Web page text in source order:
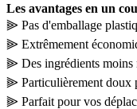
Les avantages en un
⫸ Pas d'emballage
⫸ Extrêmement
⫸ Des ingrédients moins
⫸ Particulièrement doux
⫸ Parfait pour vos